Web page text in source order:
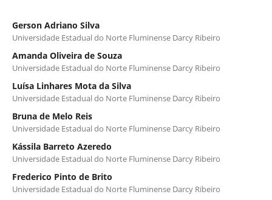
Gerson Adriano Silva
Universidade Estadual do Norte Fluminense Darcy Ribeiro
Amanda Oliveira de Souza
Universidade Estadual do Norte Fluminense Darcy Ribeiro
Luísa Linhares Mota da Silva
Universidade Estadual do Norte Fluminense Darcy Ribeiro
Bruna de Melo Reis
Universidade Estadual do Norte Fluminense Darcy Ribeiro
Kássila Barreto Azeredo
Universidade Estadual do Norte Fluminense Darcy Ribeiro
Frederico Pinto de Brito
Universidade Estadual do Norte Fluminense Darcy Ribeiro